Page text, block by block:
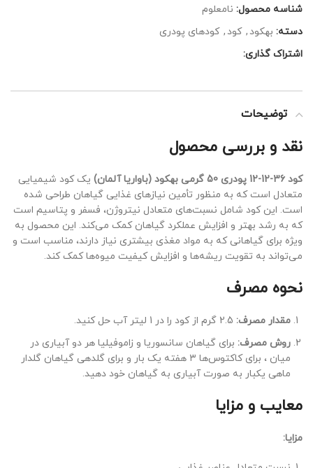
شناسه محصول: نامعلوم
دسته: بهکود , کود , کودهای پودری
اشتراک گذاری:
توضیحات
نقد و بررسی محصول
کود 36-12-12 پودری 50 گرمی بهکود (باواریا آلمان)
یک کود شیمیایی
متعادل است که به منظور تأمین نیازهای غذایی گیاهان طراحی شده
است. این کود شامل نسبت‌های متعادل نیتروژن، فسفر و پتاسیم است
که به رشد بهتر و افزایش عملکرد گیاهان کمک می‌کند. این محصول به
ویژه برای گیاهانی که به مواد مغذی بیشتری نیاز دارند، مناسب است و
می‌تواند به تقویت ریشه‌ها و افزایش کیفیت میوه‌ها کمک کند.
نحوه مصرف
مقدار مصرف:
روش مصرف: برای گیاهان سانسوریا و زاموفیلیا هر دو آبیاری در
میان ، برای کاکتوس‌ها ۳ هفته یک بار و برای گلدهی گیاهان گلدار
ماهی یکبار به صورت آبیاری به گیاهان خود دهید.
معایب و مزایا
مزایا: